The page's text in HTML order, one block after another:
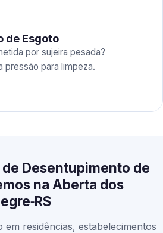
de Esgoto
por sujeira pesada?
pressão para limpeza.
Desentupimento de
na Aberta dos
em residências, estabelecimentos